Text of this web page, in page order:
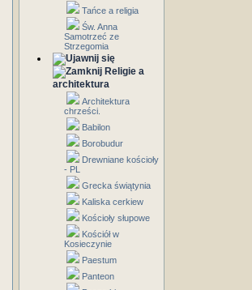
Tańce a religia
Św. Anna
Samotrzeć ze
Strzegomia
Religie a
architektura
Architektura
chrześci.
Babilon
Borobudur
Drewniane kościoły
- PL
Grecka świątynia
Kaliska cerkiew
Kościoły słupowe
Kościół w
Kosieczynie
Paestum
Panteon